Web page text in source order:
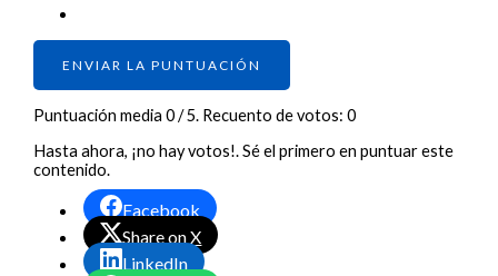
ENVIAR LA PUNTUACIÓN
Puntuación media0/ 5. Recuento de votos:0
Hasta ahora, ¡no hay votos!. Sé el primero en puntuar este
contenido.
Facebook
Share on X
LinkedIn